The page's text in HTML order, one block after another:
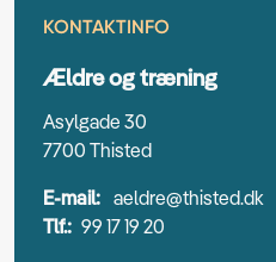
KONTAKTINFO
Ældre og træning
Asylgade 30
7700 Thisted
E-mail: aeldre@thisted.dk
Tlf.: 99 17 19 20